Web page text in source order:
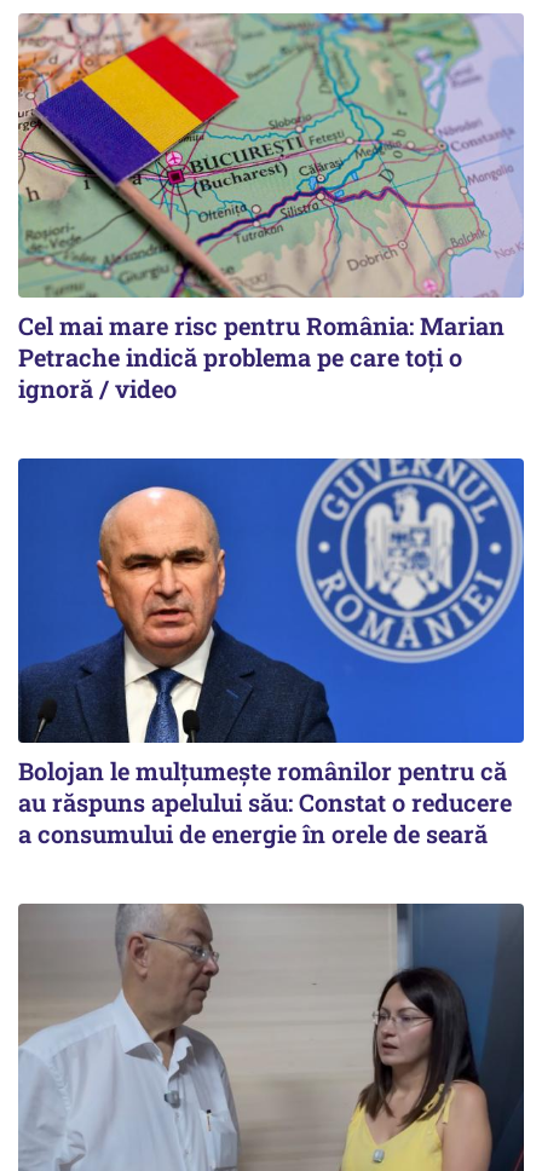
Cel mai mare risc pentru România: Marian
Petrache indică problema pe care toți o
ignoră / video
Bolojan le mulțumește românilor pentru că
au răspuns apelului său: Constat o reducere
a consumului de energie în orele de seară